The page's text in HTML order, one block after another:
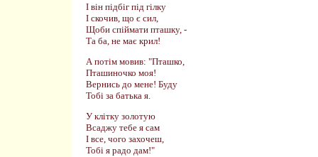
І він підбіг під гілку
І скочив, що є сил,
Щоби спіймати пташку, -
Та ба, не має крил!
А потім мовив: "Пташко,
Пташиночко моя!
Вернись до мене! Буду
Тобі за батька я.
У клітку золотую
Всаджу тебе я сам
І все, чого захочеш,
Тобі я радо дам!"